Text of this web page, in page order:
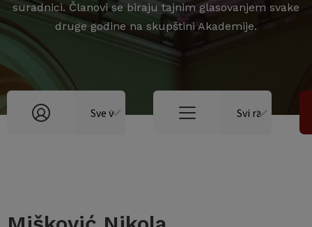
suradnici. Članovi se biraju tajnim glasovanjem svake
druge godine na skupštini Akademije.